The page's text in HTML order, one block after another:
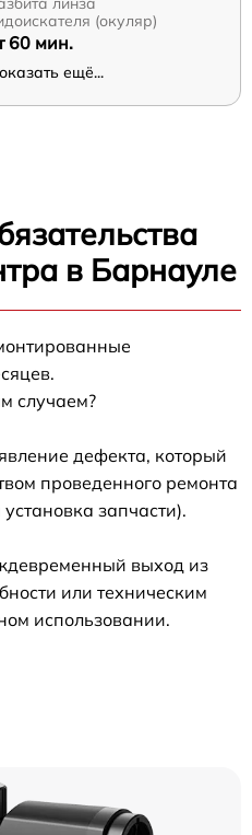
(окуляр)
60 мин.
ещё...
в Барнауле
случаем?
дефекта, который
проведенного ремонта
запчасти).
выход из
или техническим
использовании.